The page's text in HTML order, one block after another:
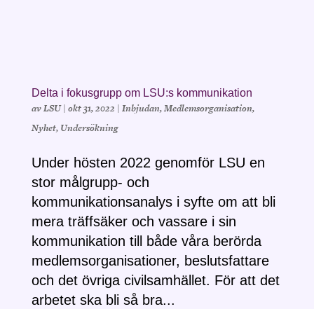
Delta i fokusgrupp om LSU:s kommunikation
avLSU| okt 31, 2022 | Inbjudan,Medlemsorganisation,
Nyhet, Undersökning
Under hösten 2022 genomför LSU en
stor målgrupp- och
kommunikationsanalys i syfte om att bli
mera träffsäker och vassare i sin
kommunikation till både våra berörda
medlemsorganisationer, beslutsfattare
och det övriga civilsamhället. För att det
arbetet ska bli så bra...